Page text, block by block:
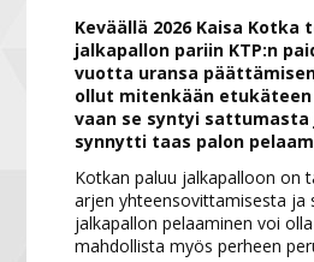
Keväällä 2026 Kaisa Kotka
jalkapallon pariin KTP:n
vuotta uransa
ollut mitenkään
vaan se syntyi
synnytti taas palon
Kotkan paluu jalkapalloon on
arjen yhteensovittamisesta ja
jalkapallon pelaaminen voi
mahdollista myös perheen